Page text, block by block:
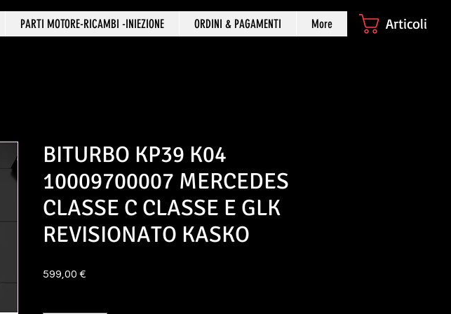
PARTI MOTORE-RICAMBI -INIEZIONE ORDINI & PAGAMENTI More Articoli
BITURBO KP39 K04
10009700007 MERCEDES
CLASSE C CLASSE E GLK
REVISIONATO KASKO
599,00 €